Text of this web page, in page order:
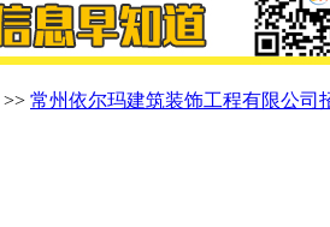
>> 常州依尔玛建筑装饰工程有限公司